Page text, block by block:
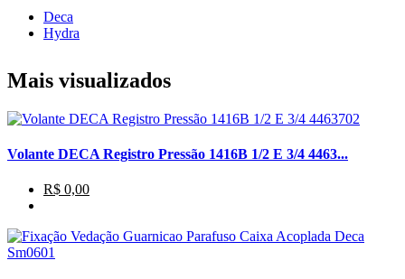
Deca
Hydra
Mais visualizados
Volante DECA Registro Pressão 1416B 1/2 E 3/4 4463...
R$ 0,00